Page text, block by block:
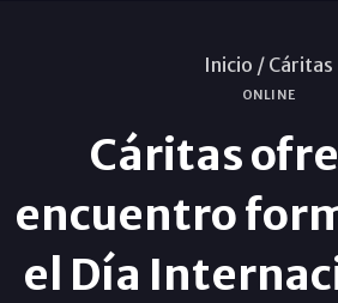
Inicio / Cáritas
ONLINE
Cáritas
encuentro
el Día